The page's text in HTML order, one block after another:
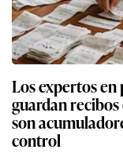
Los expertos
guardan
son
control